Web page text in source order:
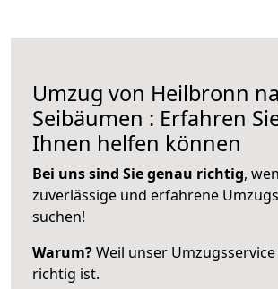
Umzug von Heilbronn
Seibäumen : Erfahren
Ihnen helfen können
Bei uns sind Sie genau richtig,
zuverlässige und erfahrene
suchen!
Warum?Weil unser
richtig ist.